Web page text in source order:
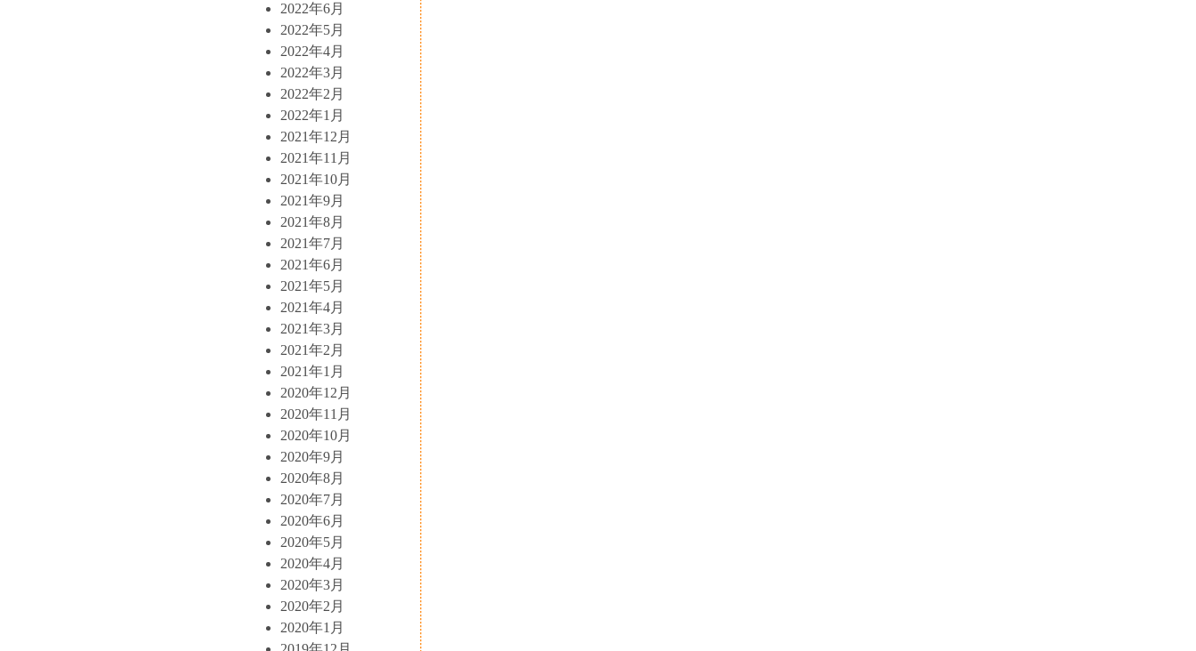
2022年6月
2022年5月
2022年4月
2022年3月
2022年2月
2022年1月
2021年12月
2021年11月
2021年10月
2021年9月
2021年8月
2021年7月
2021年6月
2021年5月
2021年4月
2021年3月
2021年2月
2021年1月
2020年12月
2020年11月
2020年10月
2020年9月
2020年8月
2020年7月
2020年6月
2020年5月
2020年4月
2020年3月
2020年2月
2020年1月